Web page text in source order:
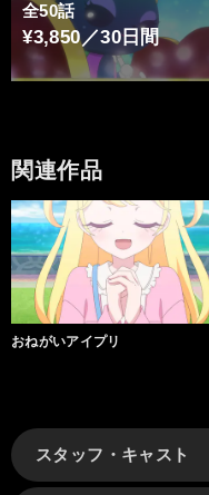
全50話
¥3,850／30日間
関連作品
おねがいアイプリ
スタッフ・キャスト